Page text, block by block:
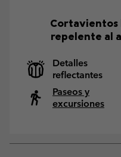
Cortavientos
repelente al
Detalles
reflectantes
Paseos y
excursiones